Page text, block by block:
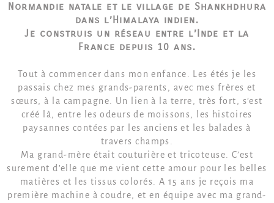
Normandie natale et le village de Shankhdhura
dans l’Himalaya indien.
Je construis un réseau entre l’Inde et la
France depuis 10 ans.
Tout à commencer dans mon enfance. Les étés je les
passais chez mes grands-parents, avec mes frères et
sœurs, à la campagne. Un lien à la terre, très fort, s’est
créé là, entre les odeurs de moissons, les histoires
paysannes contées par les anciens et les balades à
travers champs.
Ma grand-mère était couturière et tricoteuse. C’est
surement d’elle que me vient cette amour pour les belles
matières et les tissus colorés. A 15 ans je reçois ma
première machine à coudre, et en équipe avec ma grand-